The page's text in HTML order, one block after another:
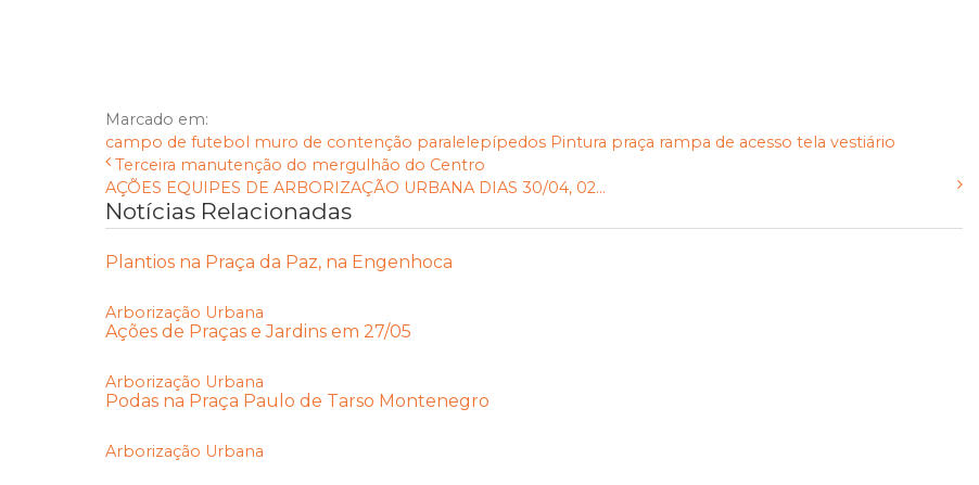
Marcado em:
campo de futebol muro de contenção paralelepípedos Pintura praça rampa de acesso tela vestiário
Terceira manutenção do mergulhão do Centro
AÇÕES EQUIPES DE ARBORIZAÇÃO URBANA DIAS 30/04, 02...
Notícias Relacionadas
Plantios na Praça da Paz, na Engenhoca
Arborização Urbana
Ações de Praças e Jardins em 27/05
Arborização Urbana
Podas na Praça Paulo de Tarso Montenegro
Arborização Urbana